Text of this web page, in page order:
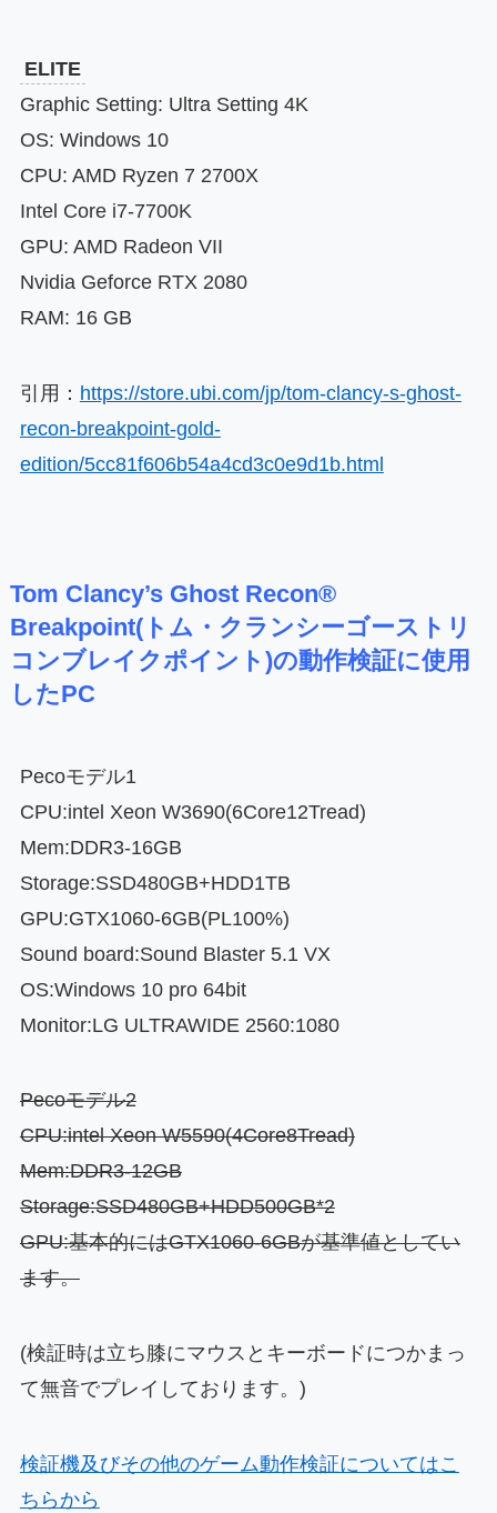
ELITE
Graphic Setting: Ultra Setting 4K
OS: Windows 10
CPU: AMD Ryzen 7 2700X
Intel Core i7-7700K
GPU: AMD Radeon VII
Nvidia Geforce RTX 2080
RAM: 16 GB
引用： https://store.ubi.com/jp/tom-clancy-s-ghost-
recon-breakpoint-gold-
edition/5cc81f606b54a4cd3c0e9d1b.html
Tom Clancy’s Ghost Recon®
Breakpoint(トム・クランシーゴーストリ
コンブレイクポイント)の動作検証に使用
したPC
Pecoモデル1
CPU:intel Xeon W3690(6Core12Tread)
Mem:DDR3-16GB
Storage:SSD480GB+HDD1TB
GPU:GTX1060-6GB(PL100%)
Sound board:Sound Blaster 5.1 VX
OS:Windows 10 pro 64bit
Monitor:LG ULTRAWIDE 2560:1080
Pecoモデル2
CPU:intel Xeon W5590(4Core8Tread)
Mem:DDR3-12GB
Storage:SSD480GB+HDD500GB*2
GPU:基本的にはGTX1060-6GBが基準値としてい
ます。
(検証時は立ち膝にマウスとキーボードにつかまっ
て無音でプレイしております。)
検証機及びその他のゲーム動作検証についてはこ
ちらから